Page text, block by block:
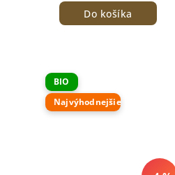
Do košíka
BIO
Najvýhodnejšie